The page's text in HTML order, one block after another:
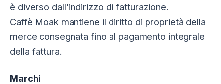
è diverso dall’indirizzo di fatturazione.
Caffè Moak mantiene il diritto di proprietà della
merce consegnata fino al pagamento integrale
della fattura.
Marchi